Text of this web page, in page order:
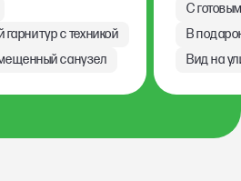
с техникой
санузел
С
В
Вид на